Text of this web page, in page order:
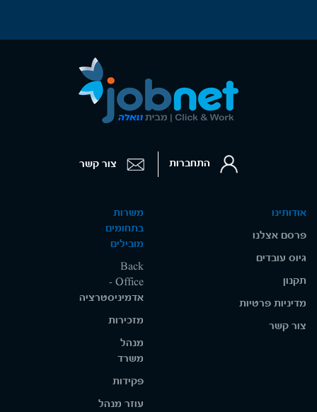
אודותינו
פרסם אצלנו
גיוס עובדים
תקנון
מדיניות פרטיות
צור קשר
משרות
בתחומים
מובילים
Back
Office -
אדמיניסטרציה
מזכירות
מנהל
משרד
פקידות
עוזר מנהל